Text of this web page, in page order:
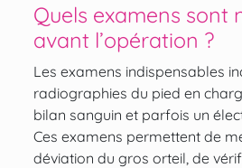
Quels examens sont
avant l’opération ?
Les examens indispensables
radiographies du pied en
bilan sanguin et parfois un
Ces examens permettent de
déviation du gros orteil, de